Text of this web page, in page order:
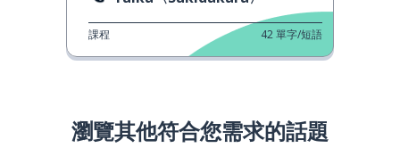
課程 42單字/短語
瀏覽其他符合您需求的話題